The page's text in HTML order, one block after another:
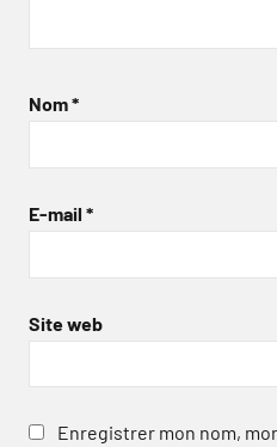
Nom*
E-mail *
Site web
Enregistrer mon nom,